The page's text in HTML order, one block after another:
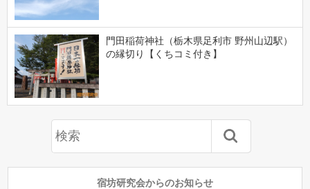
門田稲荷神社（栃木県足利市 野州山辺駅）
の縁切り【くちコミ付き】
宿坊研究会からのお知らせ